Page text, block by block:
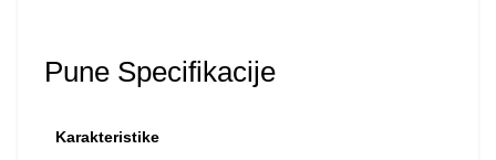
Pune Specifikacije
Karakteristike